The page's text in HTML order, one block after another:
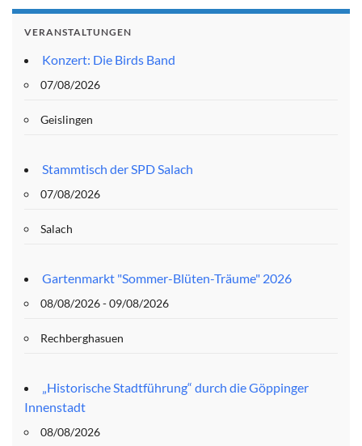
VERANSTALTUNGEN
Konzert: Die Birds Band
07/08/2026
Geislingen
Stammtisch der SPD Salach
07/08/2026
Salach
Gartenmarkt "Sommer-Blüten-Träume" 2026
08/08/2026 - 09/08/2026
Rechberghasuen
„Historische Stadtführung“ durch die Göppinger
Innenstadt
08/08/2026